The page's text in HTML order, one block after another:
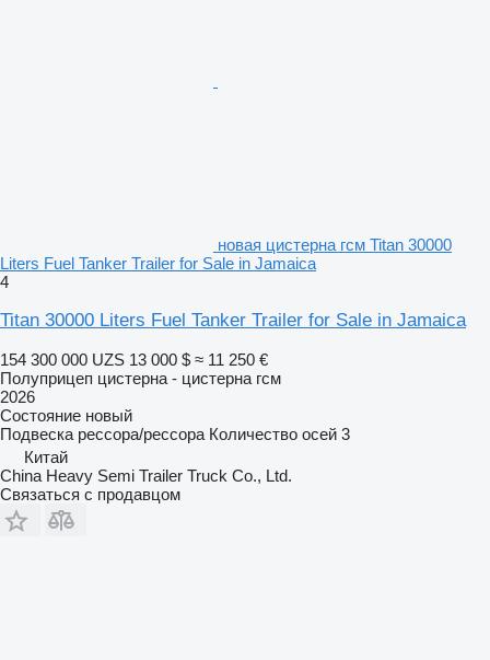
новая цистерна гсм Titan 30000
Liters Fuel Tanker Trailer for Sale in Jamaica
4
Titan 30000 Liters Fuel Tanker Trailer for Sale in Jamaica
154 300 000 UZS 13 000 $ ≈ 11 250 €
Полуприцеп цистерна - цистерна гсм
2026
Состояние новый
Подвеска рессора/рессора Количество осей 3
Китай
China Heavy Semi Trailer Truck Co., Ltd.
Связаться с продавцом